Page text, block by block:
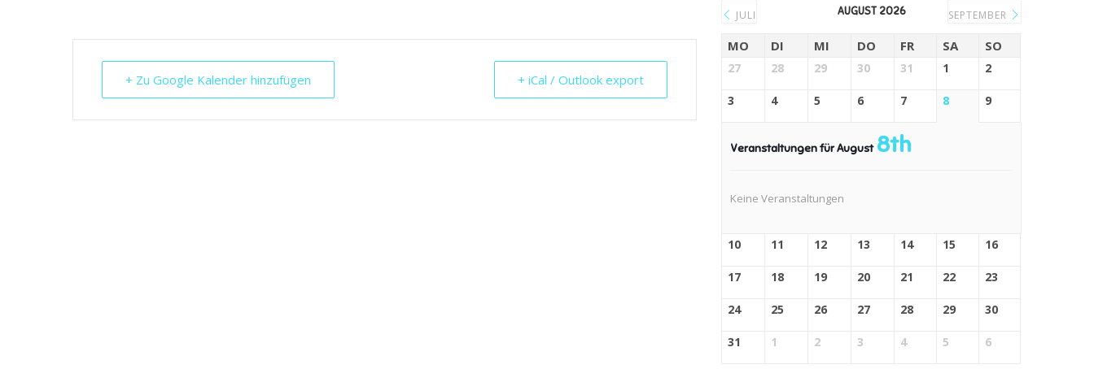
+ Zu Google Kalender hinzufügen + iCal / Outlook export
JULI AUGUST 2026 SEPTEMBER
MO DI MI DO FR SA SO
27 28 29 30 31 1 2
3 4 5 6 7 8 9
Veranstaltungen für August 8th
Keine Veranstaltungen
10 11 12 13 14 15 16
17 18 19 20 21 22 23
24 25 26 27 28 29 30
31 1 2 3 4 5 6